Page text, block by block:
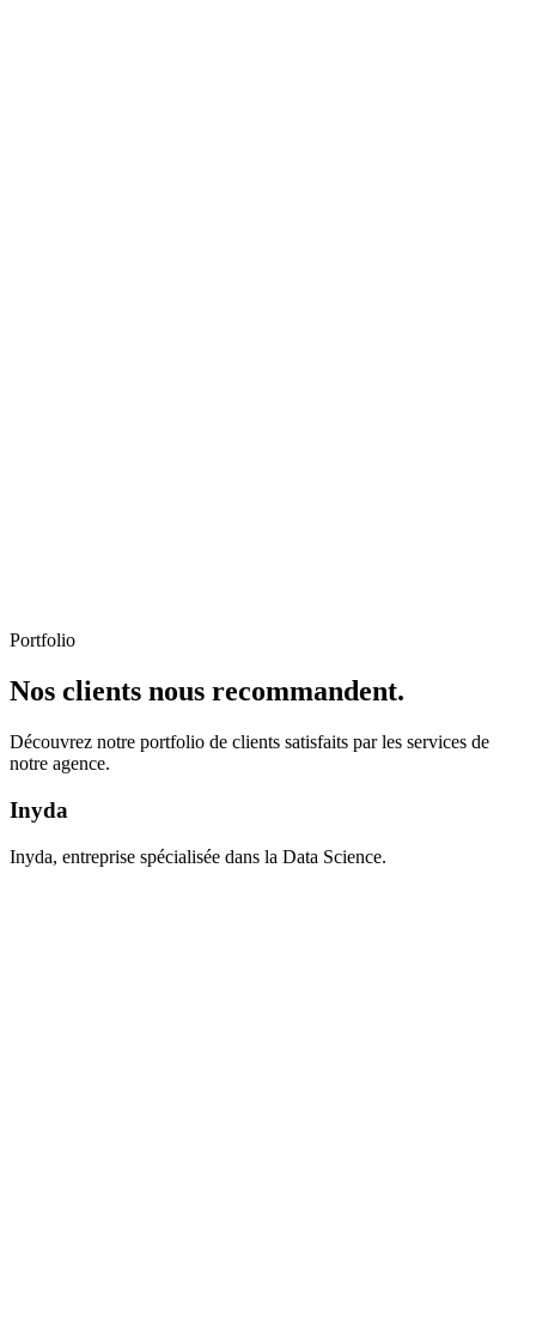
Portfolio
Nos clients nous recommandent.
Découvrez notre portfolio de clients satisfaits par les services de
notre agence.
Inyda
Inyda, entreprise spécialisée dans la Data Science.